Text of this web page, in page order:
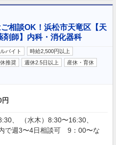
相談OK！浜松市天竜区【天
師】内科・消化器科
バイト
時給2,500円以上
推奨 週休2.5日以上
産休・育休
円
、 （水木）8:30〜16:30、
で週3〜4日相談可 9：00〜な